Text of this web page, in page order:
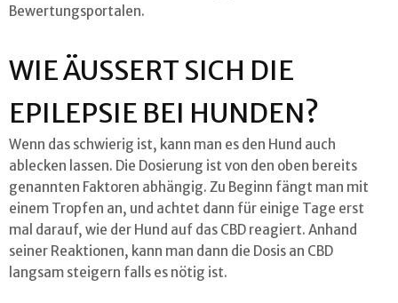
Bewertungsportalen.
WIE ÄUSSERT SICH DIE E
PILEPSIE BEI HUNDEN?
Wenn das schwierig ist, kann man es den Hund auch
ablecken lassen. Die Dosierung ist von den oben bereits
genannten Faktoren abhängig. Zu Beginn fängt man mit
einem Tropfen an, und achtet dann für einige Tage erst
mal darauf, wie der Hund auf das CBD reagiert. Anhand
seiner Reaktionen, kann man dann die Dosis an CBD
langsam steigern falls es nötig ist.